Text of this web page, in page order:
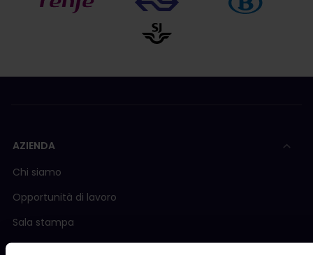
AZIENDA
Chi siamo
Opportunità di lavoro
Sala stampa
Diventa nostro partner